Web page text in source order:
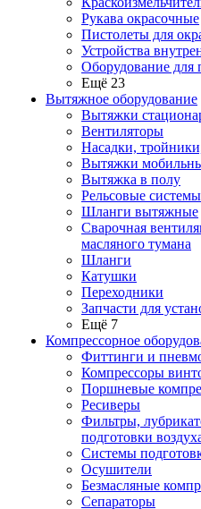
Рукава окрасочные
Пистолеты для
Устройства
Оборудование для
Ещё 23
Вытяжное оборудование
Вытяжки
Вентиляторы
Насадки,
Вытяжки
Вытяжка в полу
Рельсовые системы
Шланги вытяжные
Сварочная
масляного тумана
Шланги
Катушки
Переходники
Запчасти для
Ещё 7
Компрессорное
Фиттинги и
Компрессоры
Поршневые
Ресиверы
Фильтры,
подготовки
Системы
Осушители
Безмасляные
Сепараторы